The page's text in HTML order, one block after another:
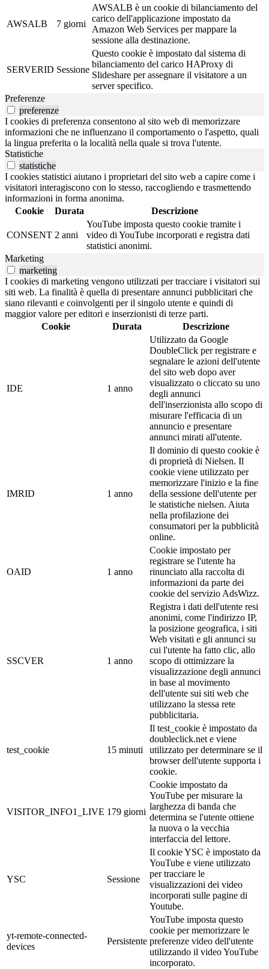
AWSALB 7 giorni
AWSALB è un cookie di bilanciamento del
carico dell'applicazione impostato da
Amazon Web Services per mappare la
sessione alla destinazione.
SERVERID Sessione
Questo cookie è impostato dal sistema di
bilanciamento del carico HAProxy di
Slideshare per assegnare il visitatore a un
server specifico.
Preferenze
preferenze
I cookies di preferenza consentono al sito web di memorizzare
informazioni che ne influenzano il comportamento o l'aspetto, quali
la lingua preferita o la località nella quale si trova l'utente.
Statistiche
statistiche
I cookies statistici aiutano i proprietari del sito web a capire come i
visitatori interagiscono con lo stesso, raccogliendo e trasmettendo
informazioni in forma anonima.
Cookie
Durata Descrizione
CONSENT 2 anni
YouTube imposta questo cookie tramite i
video di YouTube incorporati e registra dati
statistici anonimi.
Marketing
marketing
I cookies di marketing vengono utilizzati per tracciare i visitatori sui
siti web. La finalità è quella di presentare annunci pubblicitari che
siano rilevanti e coinvolgenti per il singolo utente e quindi di
maggior valore per editori e inserzionisti di terze parti.
Cookie
Durata Descrizione
IDE 1 anno
Utilizzato da Google
DoubleClick per registrare e
segnalare le azioni dell'utente
del sito web dopo aver
visualizzato o cliccato su uno
degli annunci
dell'inserzionista allo scopo di
misurare l'efficacia di un
annuncio e presentare
annunci mirati all'utente.
IMRID 1 anno
Il dominio di questo cookie è
di proprietà di Nielsen. Il
cookie viene utilizzato per
memorizzare l'inizio e la fine
della sessione dell'utente per
le statistiche nielsen. Aiuta
nella profilazione dei
consumatori per la pubblicità
online.
OAID 1 anno
Cookie impostato per
registrare se l'utente ha
rinunciato alla raccolta di
informazioni da parte dei
cookie del servizio AdsWizz.
SSCVER 1 anno
Registra i dati dell'utente resi
anonimi, come l'indirizzo IP,
la posizione geografica, i siti
Web visitati e gli annunci su
cui l'utente ha fatto clic, allo
scopo di ottimizzare la
visualizzazione degli annunci
in base al movimento
dell'utente sui siti web che
utilizzano la stessa rete
pubblicitaria.
test_cookie 15 minuti
Il test_cookie è impostato da
doubleclick.net e viene
utilizzato per determinare se il
browser dell'utente supporta i
cookie.
VISITOR_INFO1_LIVE 179 giorni
Cookie impostato da
YouTube per misurare la
larghezza di banda che
determina se l'utente ottiene
la nuova o la vecchia
interfaccia del lettore.
YSC Sessione
Il cookie YSC è impostato da
YouTube e viene utilizzato
per tracciare le
visualizzazioni dei video
incorporati sulle pagine di
Youtube.
yt-remote-connected-
devices
Persistente
YouTube imposta questo
cookie per memorizzare le
preferenze video dell'utente
utilizzando il video YouTube
incorporato.